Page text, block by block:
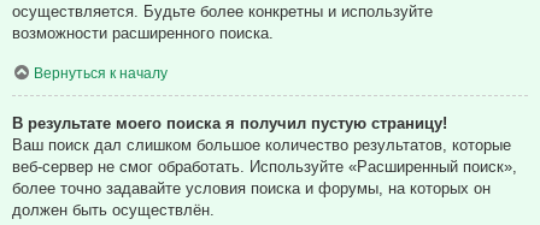
осуществляется. Будьте более конкретны и используйте
возможности расширенного поиска.
Вернуться к началу
В результате моего поиска я получил пустую страницу!
Ваш поиск дал слишком большое количество результатов, которые
веб-сервер не смог обработать. Используйте «Расширенный поиск»,
более точно задавайте условия поиска и форумы, на которых он
должен быть осуществлён.